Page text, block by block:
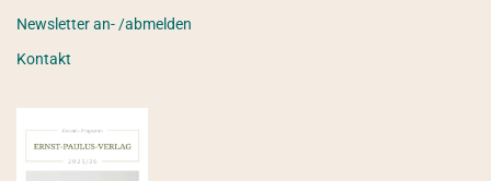
Newsletter an- /abmelden
Kontakt